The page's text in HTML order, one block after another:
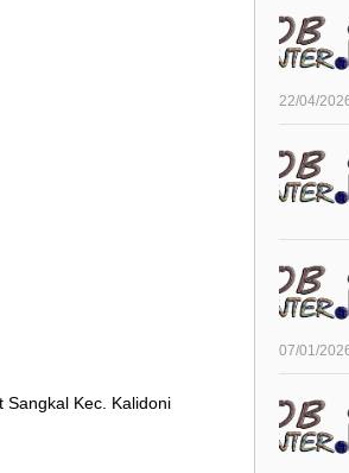
Sangkal Kec. Kalidoni
22/04/
07/01/